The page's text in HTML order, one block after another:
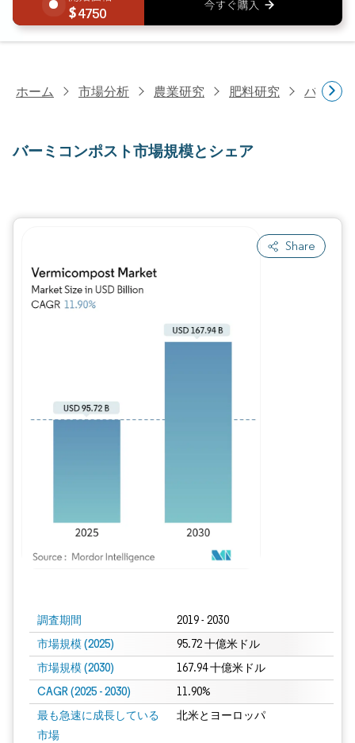
4750
ホーム 市場分析 農業研究 肥料研究 バーミ
バーミコンポスト市場規模とシェア
Share
調査期間 2019 - 2030
市場規模 (2025) 95.72 十億米ドル
市場規模 (2030) 167.94 十億米ドル
CAGR (2025 - 2030) 11.90%
最も急速に成長している
市場
北米とヨーロッパ